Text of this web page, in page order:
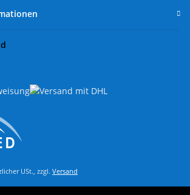
USt., zzgl. Versand